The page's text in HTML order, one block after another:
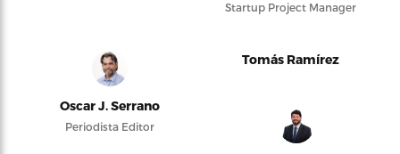
Startup Project Manager
Oscar J. Serrano
Periodista Editor
Tomás Ramírez